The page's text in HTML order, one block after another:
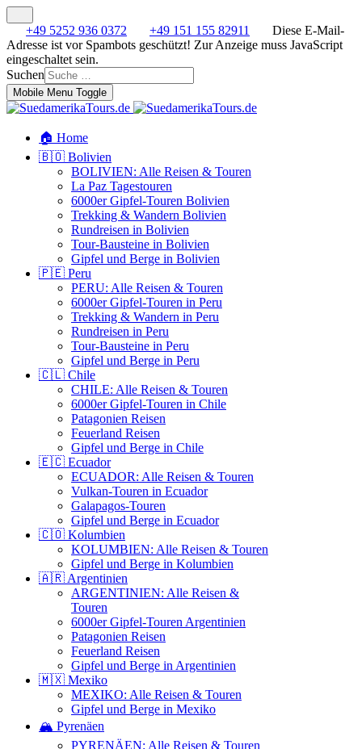
+49 5252 936 0372 +49 151 155 82911
Diese E-Mail-
Adresse ist vor Spambots geschützt! Zur Anzeige muss JavaScript
eingeschaltet sein.
Suchen
Mobile Menu Toggle
🏠 Home
🇧🇴 Bolivien
BOLIVIEN: Alle Reisen & Touren
La Paz Tagestouren
6000er Gipfel-Touren Bolivien
Trekking & Wandern Bolivien
Rundreisen in Bolivien
Tour-Bausteine in Bolivien
Gipfel und Berge in Bolivien
🇵🇪 Peru
PERU: Alle Reisen & Touren
6000er Gipfel-Touren in Peru
Trekking & Wandern in Peru
Rundreisen in Peru
Tour-Bausteine in Peru
Gipfel und Berge in Peru
🇨🇱 Chile
CHILE: Alle Reisen & Touren
6000er Gipfel-Touren in Chile
Patagonien Reisen
Feuerland Reisen
Gipfel und Berge in Chile
🇪🇨 Ecuador
ECUADOR: Alle Reisen & Touren
Vulkan-Touren in Ecuador
Galapagos-Touren
Gipfel und Berge in Ecuador
🇨🇴 Kolumbien
KOLUMBIEN: Alle Reisen & Touren
Gipfel und Berge in Kolumbien
🇦🇷 Argentinien
ARGENTINIEN: Alle Reisen &
Touren
6000er Gipfel-Touren Argentinien
Patagonien Reisen
Feuerland Reisen
Gipfel und Berge in Argentinien
🇲🇽 Mexiko
MEXIKO: Alle Reisen & Touren
Gipfel und Berge in Mexiko
🏔️ Pyrenäen
PYRENÄEN: Alle Reisen & Touren